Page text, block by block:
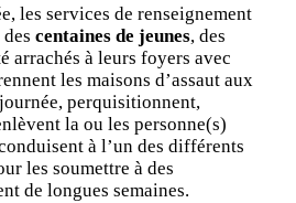
les services de renseignement
centaines de jeunes, des
arrachés à leurs foyers avec
les maisons d’assaut aux
perquisitionnent,
la ou les personne(s)
à l’un des différents
les soumettre à des
de longues semaines.